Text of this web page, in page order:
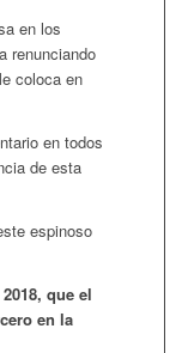
en los
renunciando
coloca en
en todos
de esta
espinoso
que el
en la